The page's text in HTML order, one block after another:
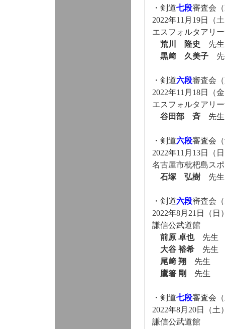
・剣道七段審査会
2022年11月19日（
エスフォルタアリ
荒川 隆史 先生
黒﨑 久美子先
・剣道六段審査会
2022年11月18日（
エスフォルタアリ
谷田部 斉先生
・剣道六段審査会
2022年11月13日（
名古屋市枇杷島ス
石塚 弘樹先生
・剣道六段審査会
2022年8月21日（日
謙信公武道館
前原 卓也先生
大谷 裕希先生
尾﨑 翔 先生
鷹箸 剛
先生
・剣道七段審査会
2022年8月20日（土
謙信公武道館